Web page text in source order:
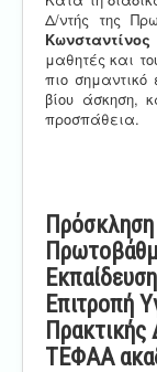
Δ/ντής της
μαθητές και
πιο
βίου άσκηση,
προσπάθεια.
Επιτροπή
ΤΕΦΑΑ